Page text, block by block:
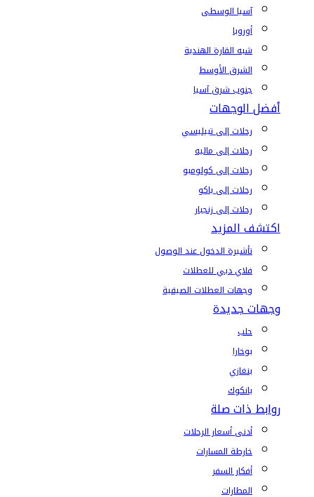
آسيا الوسطى
أوروبا
شبه القارة الهندية
الشرق الأوسط
جنوب شرق آسيا
أفضل الوجهات
رحلات إلى تبيليسي
رحلات إلى ماليه
رحلات إلى كولومبو
رحلات إلى باكو
رحلات إلى زنجبار
اكتشف المزيد
تأشيرة الدخول عند الوصول
فلاي دبي للعطلات
وجهات العطلات الصيفية
وجهات جديدة
حلب
بوخارا
بنغازي
بانكوك
روابط ذات صلة
أدنى أسعار الرحلات
خارطة المسارات
أفكار السفر
المطارات